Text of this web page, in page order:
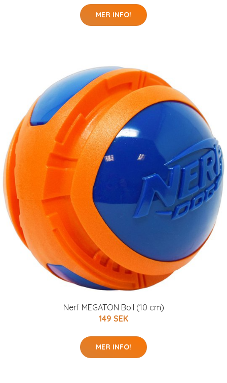
MER INFO!
Nerf MEGATON Boll (10 cm)
149 SEK
MER INFO!